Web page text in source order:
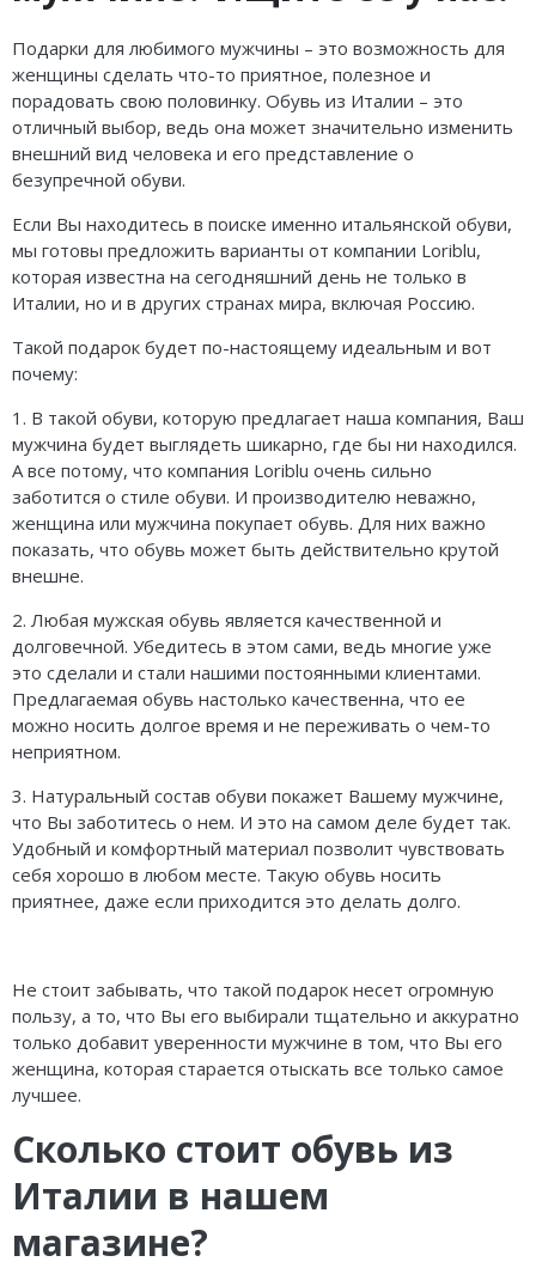
Подарки для любимого мужчины – это возможность для
женщины сделать что-то приятное, полезное и
порадовать свою половинку. Обувь из Италии – это
отличный выбор, ведь она может значительно изменить
внешний вид человека и его представление о
безупречной обуви.
Если Вы находитесь в поиске именно итальянской обуви,
мы готовы предложить варианты от компании Loriblu,
которая известна на сегодняшний день не только в
Италии, но и в других странах мира, включая Россию.
Такой подарок будет по-настоящему идеальным и вот
почему:
1. В такой обуви, которую предлагает наша компания, Ваш
мужчина будет выглядеть шикарно, где бы ни находился.
А все потому, что компания Loriblu очень сильно
заботится о стиле обуви. И производителю неважно,
женщина или мужчина покупает обувь. Для них важно
показать, что обувь может быть действительно крутой
внешне.
2. Любая мужская обувь является качественной и
долговечной. Убедитесь в этом сами, ведь многие уже
это сделали и стали нашими постоянными клиентами.
Предлагаемая обувь настолько качественна, что ее
можно носить долгое время и не переживать о чем-то
неприятном.
3. Натуральный состав обуви покажет Вашему мужчине,
что Вы заботитесь о нем. И это на самом деле будет так.
Удобный и комфортный материал позволит чувствовать
себя хорошо в любом месте. Такую обувь носить
приятнее, даже если приходится это делать долго.
Не стоит забывать, что такой подарок несет огромную
пользу, а то, что Вы его выбирали тщательно и аккуратно
только добавит уверенности мужчине в том, что Вы его
женщина, которая старается отыскать все только самое
лучшее.
Сколько стоит обувь из
Италии в нашем
магазине?
Кеды
Полусапоги
Сапоги
Женская обувь со скидкой
Казаки
Сандалии
Угги
Балетки